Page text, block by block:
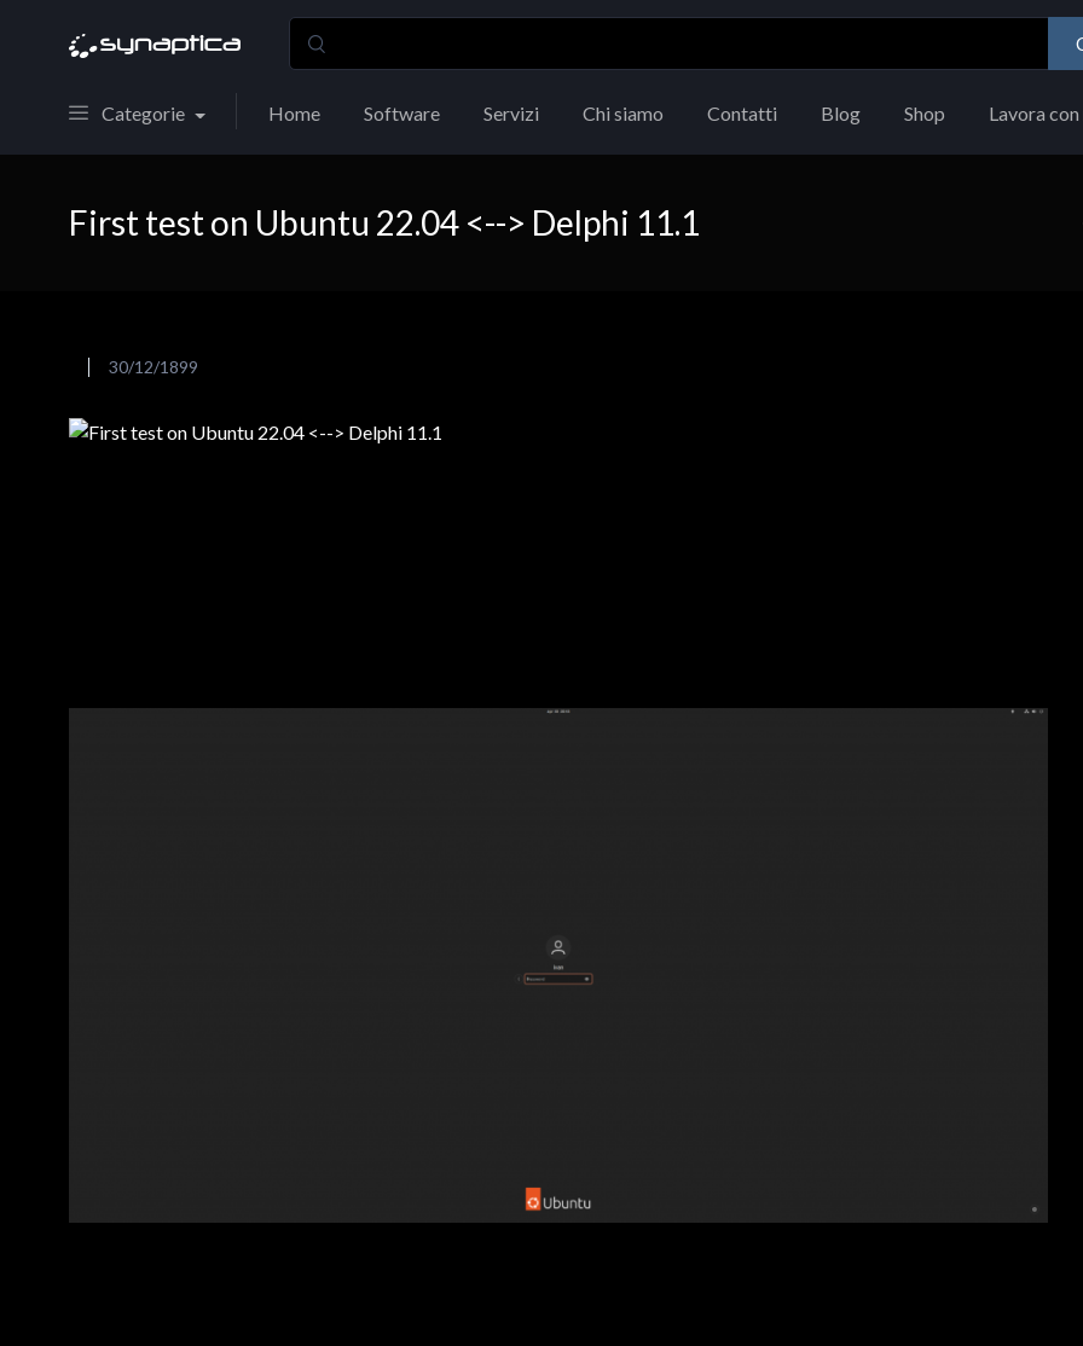
Categorie Home Software Servizi Chi siamo Contatti Blog Shop Lavora con
First test on Ubuntu 22.04 <--> Delphi 11.1
30/12/1899